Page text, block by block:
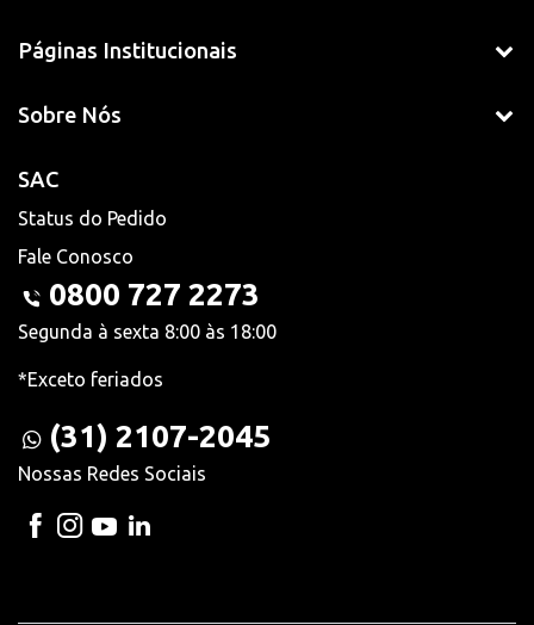
Páginas Institucionais
Sobre Nós
SAC
Status do Pedido
Fale Conosco
0800 727 2273
Segunda à sexta 8:00 às 18:00
*Exceto feriados
(31) 2107-2045
Nossas Redes Sociais